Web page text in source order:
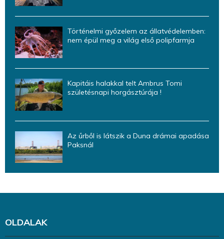
Történelmi győzelem az állatvédelemben:
nem épül meg a világ első polipfarmja
Kapitáis halakkal telt Ambrus Tomi
születésnapi horgásztúrája !
Az űrből is látszik a Duna drámai apadása
Paksnál
OLDALAK